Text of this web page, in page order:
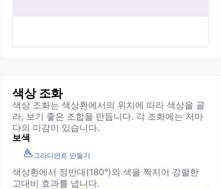
색상 조화
색상 조화는 색상환에서의 위치에 따라 색상을 골
라, 보기 좋은 조합을 만듭니다. 각 조화에는 저마
다의 미감이 있습니다.
보색
그라디언트 만들기
색상환에서 정반대(180°)의 색을 짝지어 강렬한
고대비 효과를 냅니다.